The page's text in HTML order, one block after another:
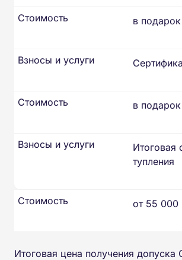
в подарок
Стоимость
Взносы и услуги
в подарок
Стоимость
Итоговая
тупления
Взносы и услуги
от 55 000
Стоимость
Итоговая цена получения допуска